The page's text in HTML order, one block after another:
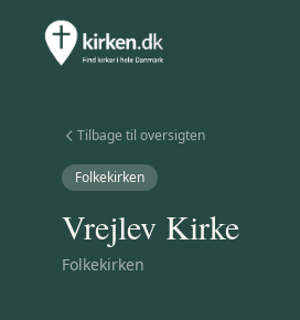
Tilbage til oversigten
Folkekirken
Vrejlev Kirke
Folkekirken